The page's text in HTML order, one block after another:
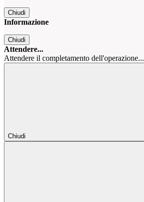
Chiudi
Informazione
Chiudi
Attendere...
Attendere il completamento dell'operazione...
Chiudi